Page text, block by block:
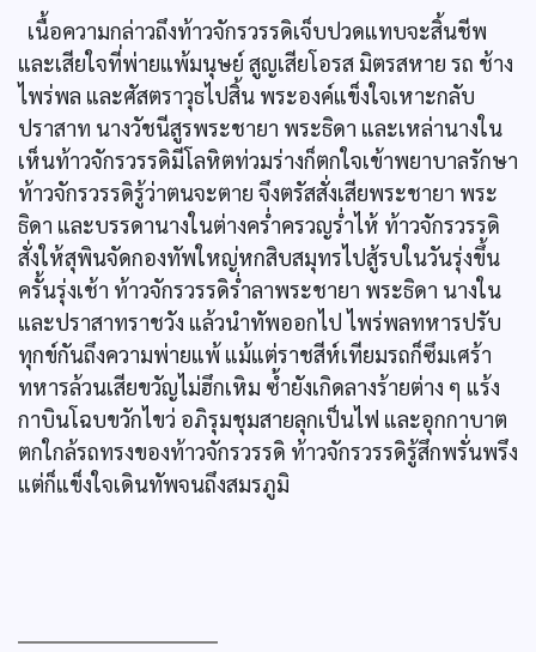
เนื้อความกล่าวถึงท้าวจักรวรรดิเจ็บปวดแทบจะสิ้นชีพ
และเสียใจที่พ่ายแพ้มนุษย์ สูญเสียโอรส มิตรสหาย รถ ช้าง
ไพร่พล และศัสตราวุธไปสิ้น พระองค์แข็งใจเหาะกลับ
ปราสาท นางวัชนีสูรพระชายา พระธิดา และเหล่านางใน
เห็นท้าวจักรวรรดิมีโลหิตท่วมร่างก็ตกใจเข้าพยาบาลรักษา
ท้าวจักรวรรดิรู้ว่าตนจะตาย จึงตรัสสั่งเสียพระชายา พระ
ธิดา และบรรดานางในต่างคร่ำครวญร่ำไห้ ท้าวจักรวรรดิ
สั่งให้สุพินจัดกองทัพใหญ่หกสิบสมุทรไปสู้รบในวันรุ่งขึ้น
ครั้นรุ่งเช้า ท้าวจักรวรรดิร่ำลาพระชายา พระธิดา นางใน
และปราสาทราชวัง แล้วนำทัพออกไป ไพร่พลทหารปรับ
ทุกข์กันถึงความพ่ายแพ้ แม้แต่ราชสีห์เทียมรถก็ซึมเศร้า
ทหารล้วนเสียขวัญไม่ฮึกเหิม ซ้ำยังเกิดลางร้ายต่าง ๆ แร้ง
กาบินโฉบขวักไขว่ อภิรุมชุมสายลุกเป็นไฟ และอุกกาบาต
ตกใกล้รถทรงของท้าวจักรวรรดิ ท้าวจักรวรรดิรู้สึกพรั่นพรึง
แต่ก็แข็งใจเดินทัพจนถึงสมรภูมิ